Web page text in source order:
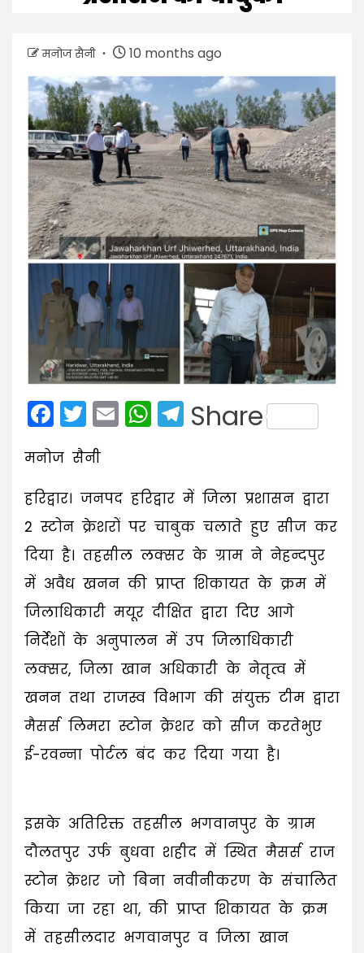
मनोज सैनी 10 months ago
Facebook
Twitter
EmailWhatsApp
Telegram
Share
मनोज सैनी
हरिद्वार। जनपद हरिद्वार में जिला प्रशासन द्वारा
2 स्टोन क्रेशरों पर चाबुक चलाते हुए सीज कर
दिया है। तहसील लक्सर के ग्राम ने नेहन्दपुर
में अवैध खनन की प्राप्त शिकायत के क्रम में
जिलाधिकारी मयूर दीक्षित द्वारा दिए आगे
निर्देशों के अनुपालन में उप जिलाधिकारी
लक्सर, जिला खान अधिकारी के नेतृत्व में
खनन तथा राजस्व विभाग की संयुक्त टीम द्वारा
मैसर्स लिमरा स्टोन क्रेशर को सीज करतेभुए
ई-रवन्ना पोर्टल बंद कर दिया गया है।
इसके अतिरिक्त तहसील भगवानपुर के ग्राम
दौलतपुर उर्फ बुधवा शहीद में स्थित मैसर्स राज
स्टोन क्रेशर जो बिना नवीनीकरण के संचालित
किया जा रहा था, की प्राप्त शिकायत के क्रम
में तहसीलदार भगवानपुर व जिला खान